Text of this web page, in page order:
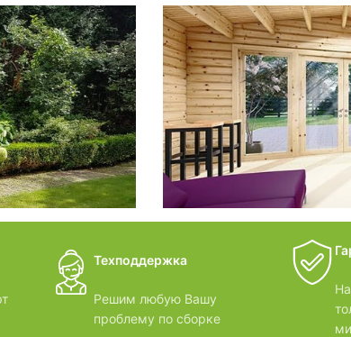
Беседки
дачные
Техподдержка
Решим любую Вашу
проблему по сборке